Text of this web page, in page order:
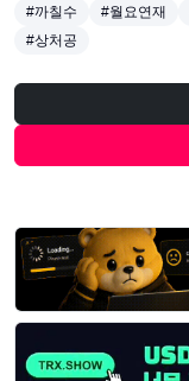
#까칠수
#월요연재
#상처공